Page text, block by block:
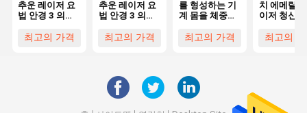
추운 레이저 요
법 안경 3 의학
최고의 가격
추운 레이저 요
법 안경 3 의학
최고의 가격
를 형성하는 기
계 몸을 체중을
초록불 에메랄
최고의 가격
치 에메랄드
이저 청신호
게 하는 지
최고의